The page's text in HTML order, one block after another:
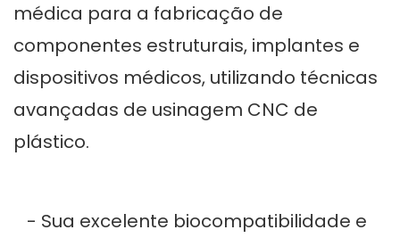
médica para a fabricação de
componentes estruturais, implantes e
dispositivos médicos, utilizando técnicas
avançadas de usinagem CNC de
plástico.
- Sua excelente biocompatibilidade e